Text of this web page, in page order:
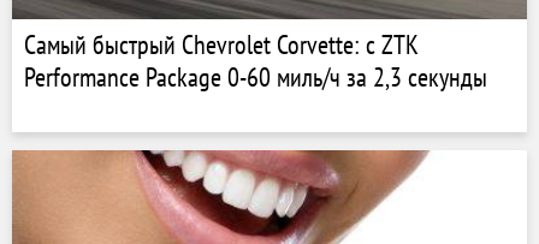
Самый быстрый Chevrolet Corvette: с ZTK
Performance Package 0-60 миль/ч за 2,3 секунды